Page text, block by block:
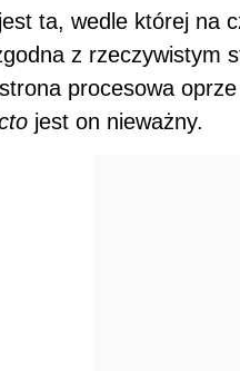
ta, wedle której na
z rzeczywistym
procesowa
jest on nieważny.